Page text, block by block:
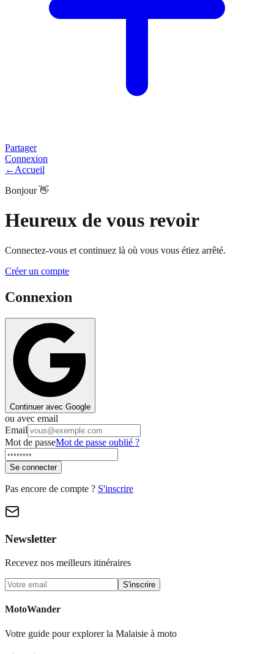
Partager
Connexion
← Accueil
Bonjour 👋
Heureux de vous revoir
Connectez-vous et continuez là où vous vous étiez arrêté.
Créer un compte
Connexion
Continuer avec Google
ou avec email
Email
Mot de passeMot de passe oublié ?
Se connecter
Pas encore de compte ? S'inscrire
Newsletter
Recevez nos meilleurs itinéraires
S'inscrire
MotoWander
Votre guide pour explorer la Malaisie à moto